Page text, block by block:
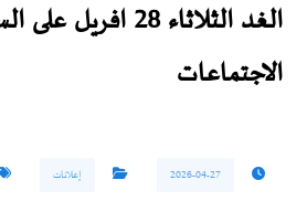
الاجتماعات
2026-04-27 إعلانات